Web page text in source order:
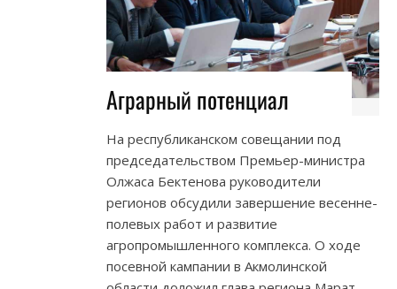
Аграрный потенциал
На республиканском совещании под
председательством Премьер-министра
Олжаса Бектенова руководители
регионов обсудили завершение весенне-
полевых работ и развитие
агропромышленного комплекса. О ходе
посевной кампании в Акмолинской